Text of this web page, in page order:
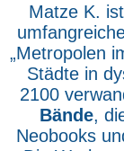
Matze K.
„Metropolen
Städte in
2100
Bände,
Neobooks